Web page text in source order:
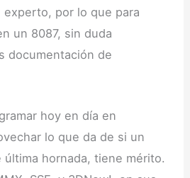
experto, por lo que para
un 8087, sin duda
documentación de
hoy en día en
lo que da de si un
última hornada, tiene mérito.